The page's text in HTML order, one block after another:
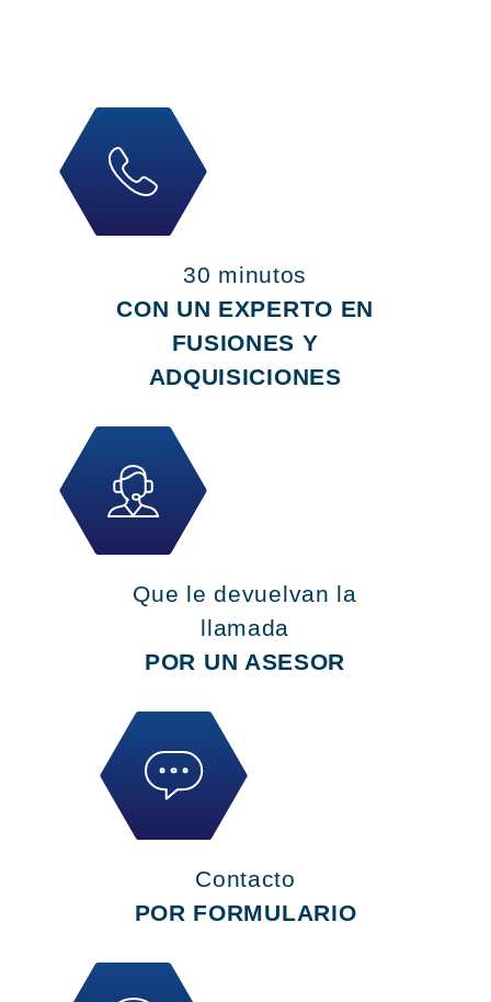
30 minutos
CON UN EXPERTO EN
FUSIONES Y
ADQUISICIONES
Que le devuelvan la
llamada
POR UN ASESOR
Contacto
POR FORMULARIO